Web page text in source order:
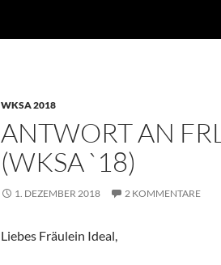
WKSA 2018
ANTWORT AN
(WKSA `18)
1. DEZEMBER 2018 2 KOMMENTARE
Liebes Fräulein Ideal,